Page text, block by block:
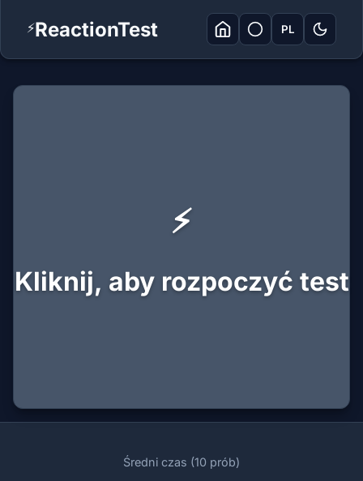
⚡ReactionTest PL
⚡
Kliknij, aby rozpoczyć test
Średni czas (10 prób)